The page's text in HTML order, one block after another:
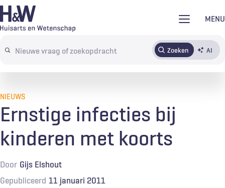
Overslaan
en
de
MENU
Search
terms
Zoeken AI
AbonnerenTijdschrift Inloggen
NIEUWS
Ernstige infecties bij
kinderen met koorts
Door Gijs Elshout
Gepubliceerd 11 januari 2011